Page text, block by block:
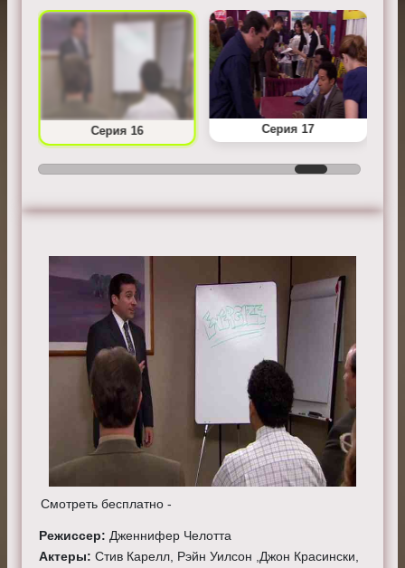
Серия 16 Серия 17
Смотреть бесплатно -
Режиссер: Дженнифер Челотта
Актеры: Стив Карелл, Рэйн Уилсон ,Джон Красински,